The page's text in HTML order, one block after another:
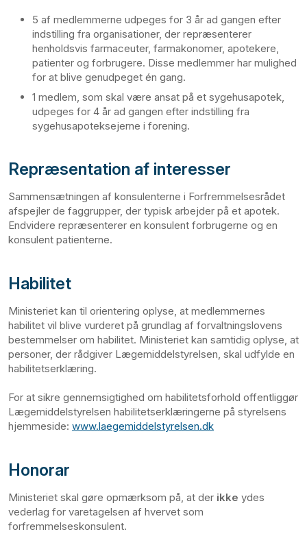
5 af medlemmerne udpeges for 3 år ad gangen efter
indstilling fra organisationer, der repræsenterer
henholdsvis farmaceuter, farmakonomer, apotekere,
patienter og forbrugere. Disse medlemmer har mulighed
for at blive genudpeget én gang.
1 medlem, som skal være ansat på et sygehusapotek,
udpeges for 4 år ad gangen efter indstilling fra
sygehusapoteksejerne i forening.
Repræsentation af interesser
Sammensætningen af konsulenterne i Forfremmelsesrådet
afspejler de faggrupper, der typisk arbejder på et apotek.
Endvidere repræsenterer en konsulent forbrugerne og en
konsulent patienterne.
Habilitet
Ministeriet kan til orientering oplyse, at medlemmernes
habilitet vil blive vurderet på grundlag af forvaltningslovens
bestemmelser om habilitet. Ministeriet kan samtidig oplyse, at
personer, der rådgiver Lægemiddelstyrelsen, skal udfylde en
habilitetserklæring.
For at sikre gennemsigtighed om habilitetsforhold offentliggør
Lægemiddelstyrelsen habilitetserklæringerne på styrelsens
hjemmeside: www.laegemiddelstyrelsen.dk
Honorar
Ministeriet skal gøre opmærksom på, at der ikke ydes
vederlag for varetagelsen af hvervet som
forfremmelseskonsulent.